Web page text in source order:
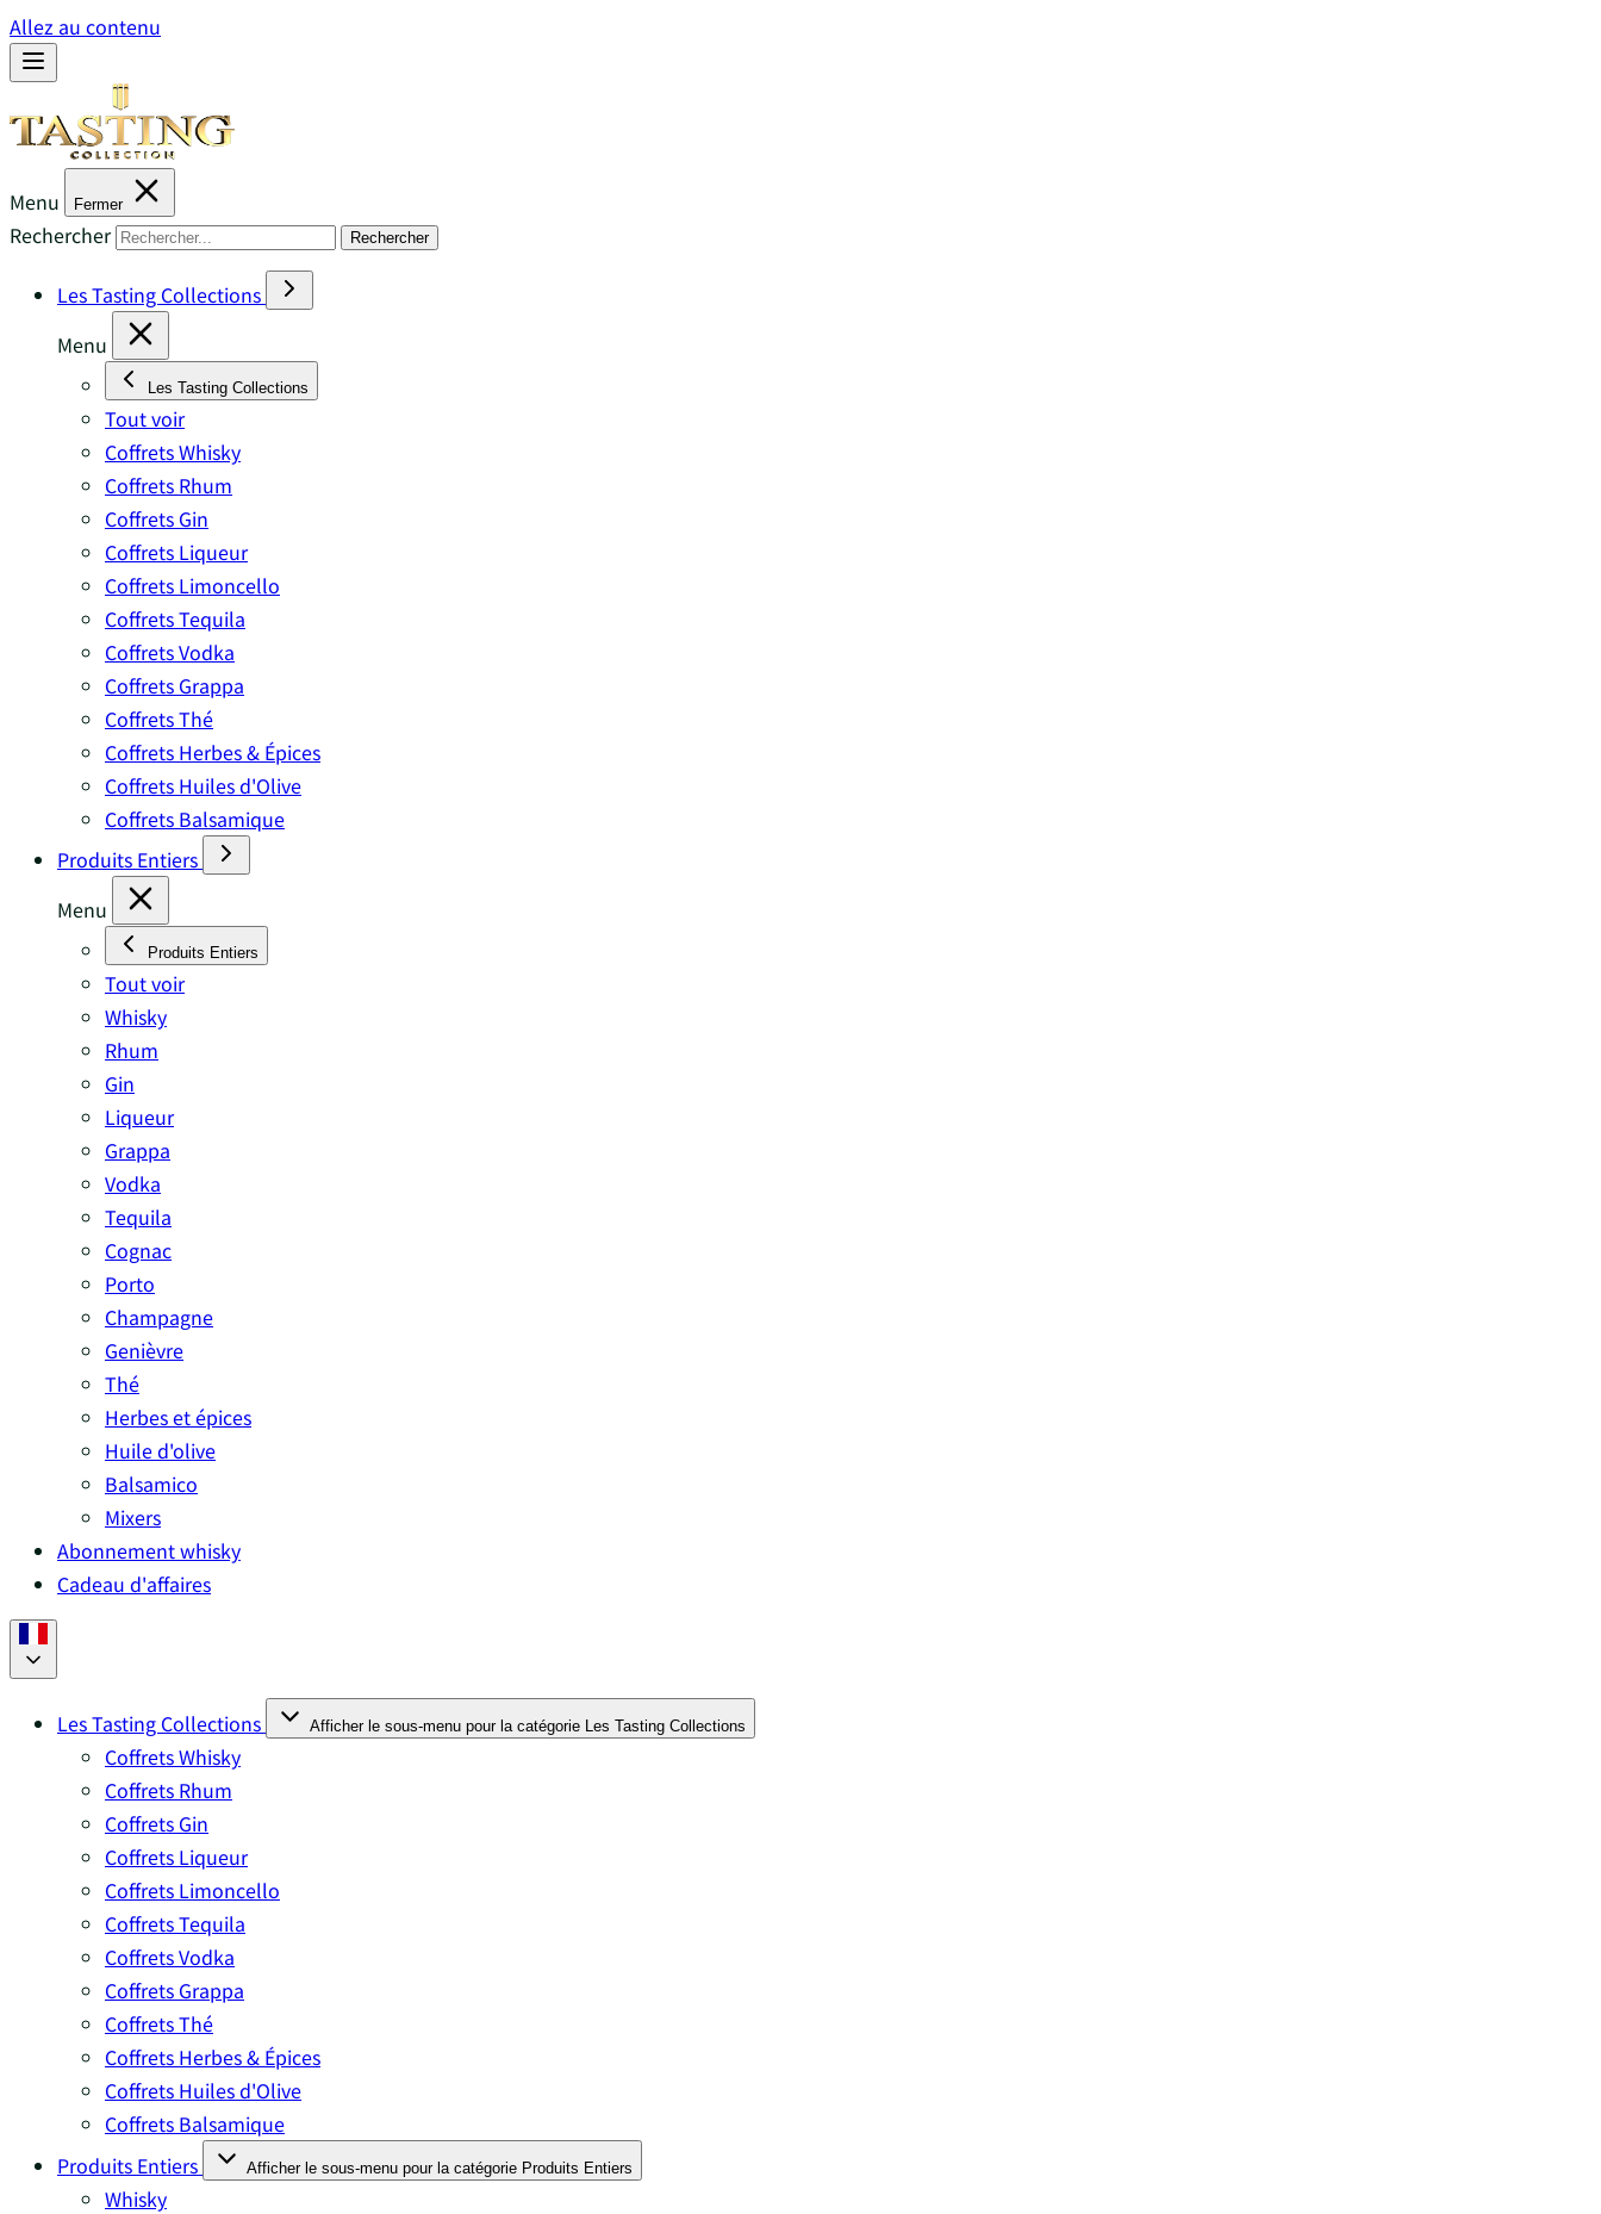
Allez au contenu
Menu Fermer
Rechercher Rechercher
Les Tasting Collections
Menu
Les Tasting Collections
Tout voir
Coffrets Whisky
Coffrets Rhum
Coffrets Gin
Coffrets Liqueur
Coffrets Limoncello
Coffrets Tequila
Coffrets Vodka
Coffrets Grappa
Coffrets Thé
Coffrets Herbes & Épices
Coffrets Huiles d'Olive
Coffrets Balsamique
Produits Entiers
Menu
Produits Entiers
Tout voir
Whisky
Rhum
Gin
Liqueur
Grappa
Vodka
Tequila
Cognac
Porto
Champagne
Genièvre
Thé
Herbes et épices
Huile d'olive
Balsamico
Mixers
Abonnement whisky
Cadeau d'affaires
Les Tasting Collections Afficher le sous-menu pour la catégorie Les Tasting Collections
Coffrets Whisky
Coffrets Rhum
Coffrets Gin
Coffrets Liqueur
Coffrets Limoncello
Coffrets Tequila
Coffrets Vodka
Coffrets Grappa
Coffrets Thé
Coffrets Herbes & Épices
Coffrets Huiles d'Olive
Coffrets Balsamique
Produits Entiers
Afficher le sous-menu pour la catégorie Produits Entiers
Whisky